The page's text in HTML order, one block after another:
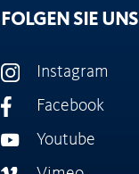
FOLGEN SIE UNS
Instagram
Facebook
Youtube